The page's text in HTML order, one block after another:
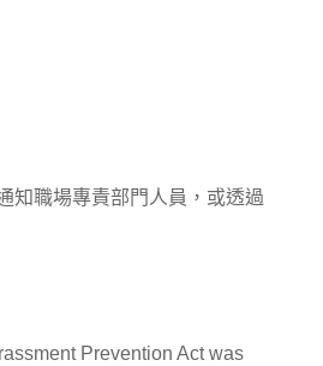
知職場專責部門人員，或透過
Prevention Act was